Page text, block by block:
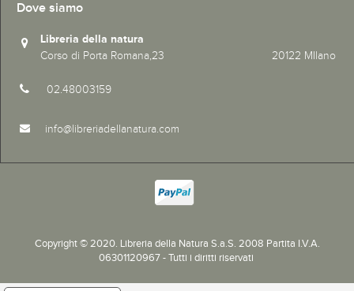
Dove siamo
Libreria della natura
Corso di Porta Romana,23 20122 MIlano
02.48003159
info@libreriadellanatura.com
Copyright © 2020. Libreria della Natura S.a.S. 2008 Partita I.V.A.
06301120967 - Tutti i diritti riservati